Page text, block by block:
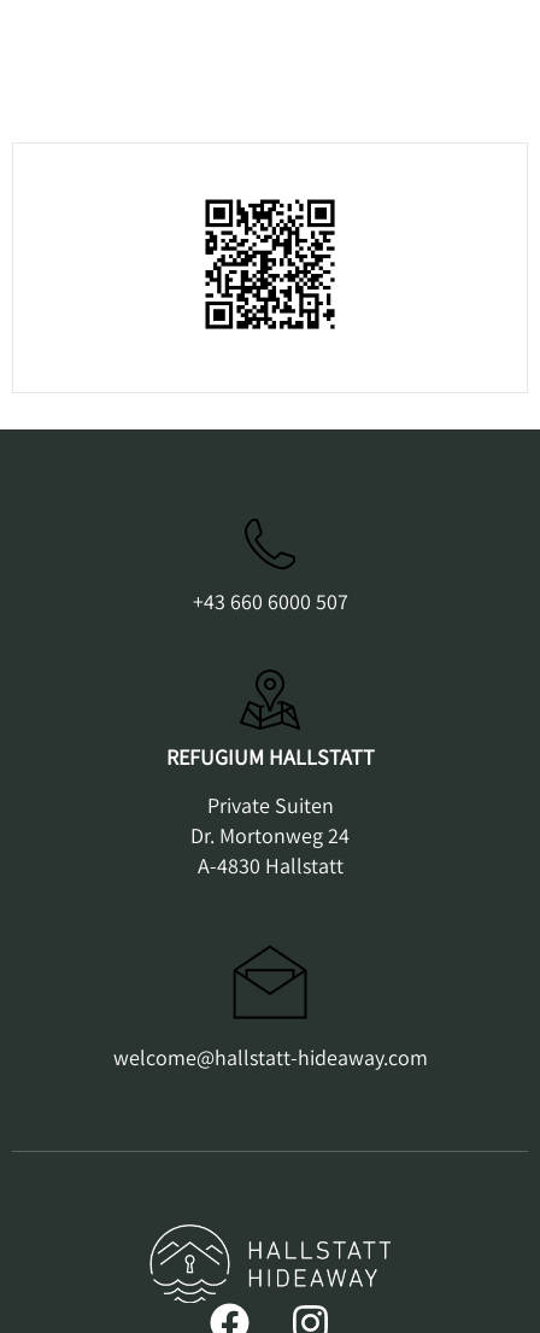
+43 660 6000 507
REFUGIUM HALLSTATT
Private Suiten
Dr. Mortonweg 24
A-4830 Hallstatt
welcome@hallstatt-hideaway.com